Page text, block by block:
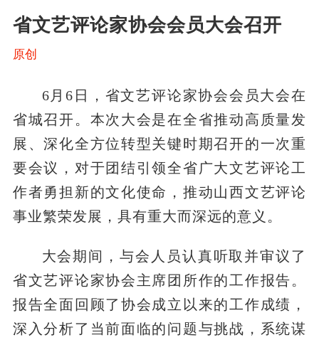
省文艺评论家协会会员大会召开
原创
6月6日，省文艺评论家协会会员大会在
省城召开。本次大会是在全省推动高质量发
展、深化全方位转型关键时期召开的一次重
要会议，对于团结引领全省广大文艺评论工
作者勇担新的文化使命，推动山西文艺评论
事业繁荣发展，具有重大而深远的意义。
大会期间，与会人员认真听取并审议了
省文艺评论家协会主席团所作的工作报告。
报告全面回顾了协会成立以来的工作成绩，
深入分析了当前面临的问题与挑战，系统谋